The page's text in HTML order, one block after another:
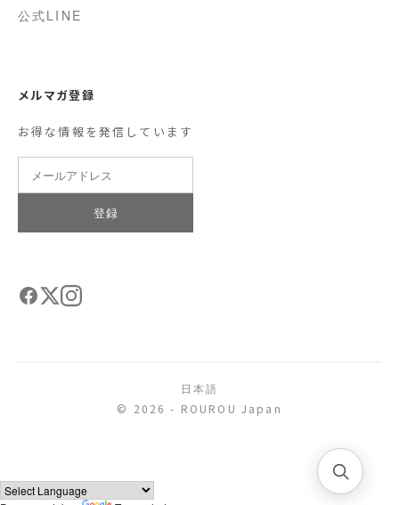
公式LINE
メルマガ登録
お得な情報を発信しています
登録
日本語
© 2026 - ROUROU Japan